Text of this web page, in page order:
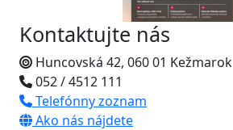
Kontaktujte nás
Huncovská 42, 060 01 Kežmarok
052 / 4512 111
Telefónny zoznam
Ako nás nájdete